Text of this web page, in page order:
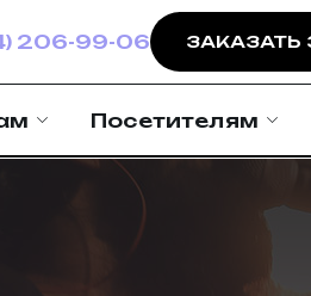
206-99-06 ЗАКАЗАТЬ
Посетителям